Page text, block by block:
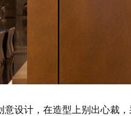
意设计，在造型上别出心裁